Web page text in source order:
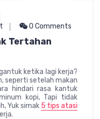
0 Comments
Tertahan
ketika lagi kerja?
seperti setelah makan
hindari rasa kantuk
kopi, Tapi tidak
Yuk simak 5 tips atasi